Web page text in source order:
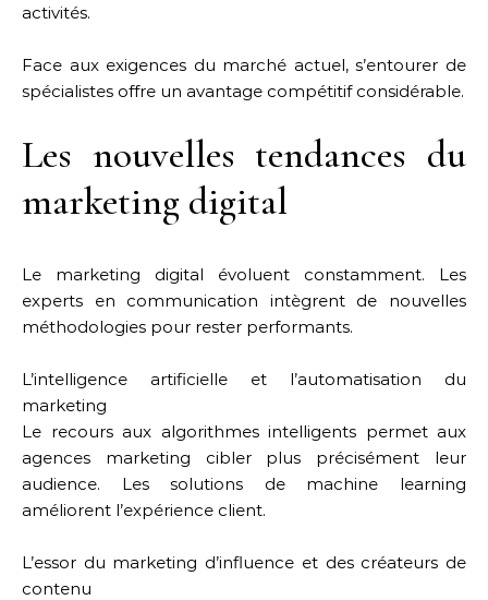
activités.
Face aux exigences du marché actuel, s’entourer de
spécialistes offre un avantage compétitif considérable.
Les nouvelles tendances du
marketing digital
Le marketing digital évoluent constamment. Les
experts en communication intègrent de nouvelles
méthodologies pour rester performants.
L’intelligence artificielle et l’automatisation du
marketing
Le recours aux algorithmes intelligents permet aux
agences marketing cibler plus précisément leur
audience. Les solutions de machine learning
améliorent l’expérience client.
L’essor du marketing d’influence et des créateurs de
contenu